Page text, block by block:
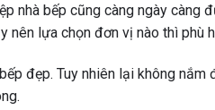
nhà bếp cũng càng ngày
nên lựa chọn đơn vị nào thì phù
đẹp. Tuy nhiên lại không